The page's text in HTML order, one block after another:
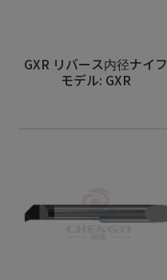
GXR リバース内径ナイフ
モデル: GXR